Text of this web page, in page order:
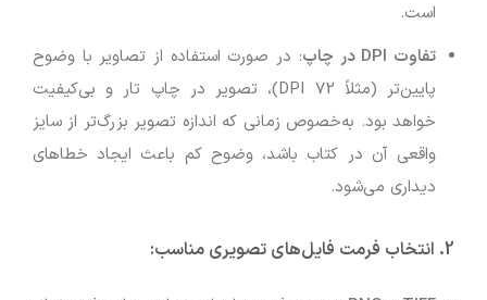
است.
تفاوت DPI در چاپ
: در صورت استفاده از تصاویر با وضوح
پایین‌تر (مثلاً 72 DPI)، تصویر در چاپ تار و بی‌کیفیت
خواهد بود. به‌خصوص زمانی که اندازه تصویر بزرگ‌تر از سایز
واقعی آن در کتاب باشد، وضوح کم باعث ایجاد خطاهای
دیداری می‌شود.
2. انتخاب فرمت فایل‌های تصویری مناسب: